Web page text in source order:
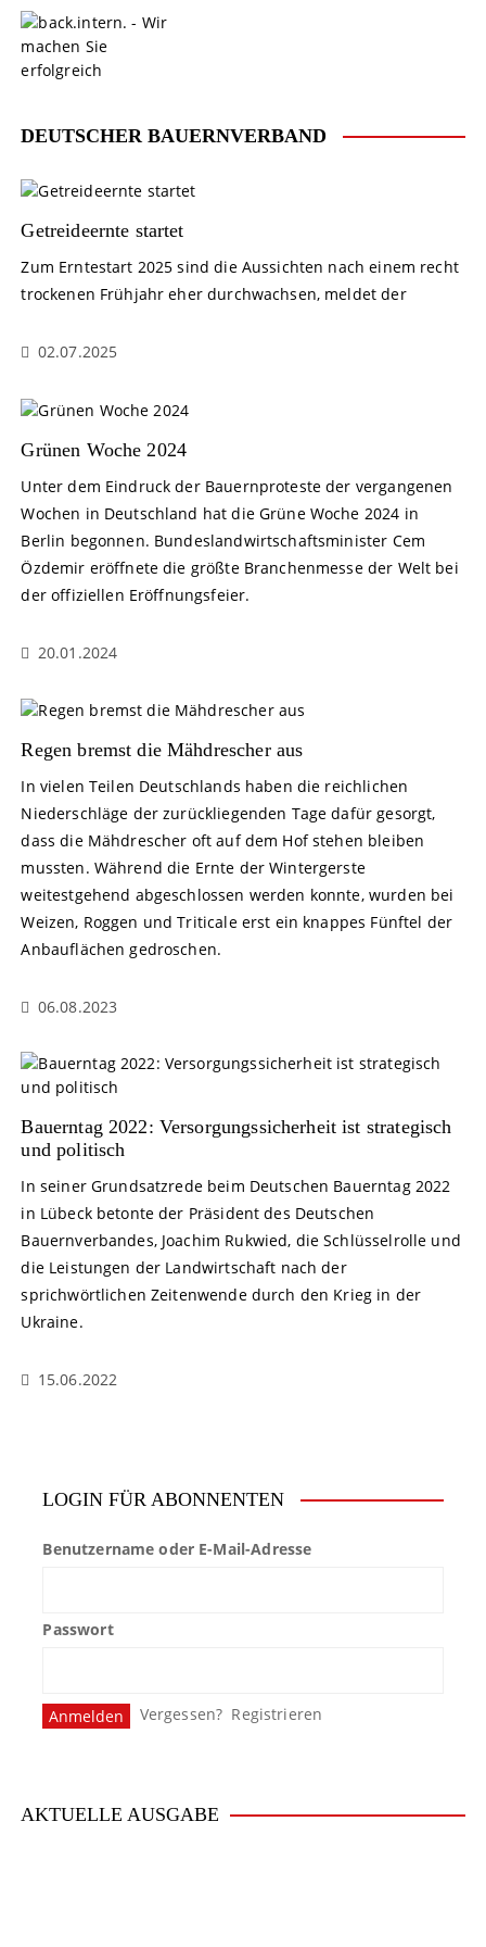
DEUTSCHER BAUERNVERBAND
Getreideernte startet
Zum Erntestart 2025 sind die Aussichten nach einem recht
trockenen Frühjahr eher durchwachsen, meldet der
02.07.2025
Grünen Woche 2024
Unter dem Eindruck der Bauernproteste der vergangenen
Wochen in Deutschland hat die Grüne Woche 2024 in
Berlin begonnen. Bundeslandwirtschaftsminister Cem
Özdemir eröffnete die größte Branchenmesse der Welt bei
der offiziellen Eröffnungsfeier.
20.01.2024
Regen bremst die Mähdrescher aus
In vielen Teilen Deutschlands haben die reichlichen
Niederschläge der zurückliegenden Tage dafür gesorgt,
dass die Mähdrescher oft auf dem Hof stehen bleiben
mussten. Während die Ernte der Wintergerste
weitestgehend abgeschlossen werden konnte, wurden bei
Weizen, Roggen und Triticale erst ein knappes Fünftel der
Anbauflächen gedroschen.
06.08.2023
Bauerntag 2022: Versorgungssicherheit ist strategisch
und politisch
In seiner Grundsatzrede beim Deutschen Bauerntag 2022
in Lübeck betonte der Präsident des Deutschen
Bauernverbandes, Joachim Rukwied, die Schlüsselrolle und
die Leistungen der Landwirtschaft nach der
sprichwörtlichen Zeitenwende durch den Krieg in der
Ukraine.
15.06.2022
LOGIN FÜR ABONNENTEN
Benutzername oder E-Mail-Adresse
Passwort
Vergessen? Registrieren
AKTUELLE AUSGABE